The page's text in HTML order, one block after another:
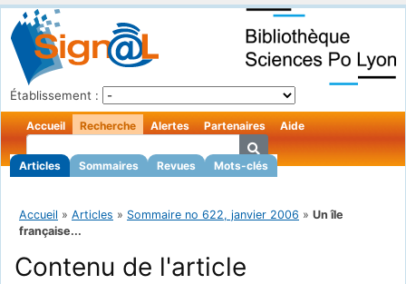
Établissement :
Accueil Recherche
Articles Sommaires Revues Mots-clés
Alertes Partenaires Aide
Accueil » Articles » Sommaire no 622, janvier 2006 » Un île
française...
Contenu de l'article